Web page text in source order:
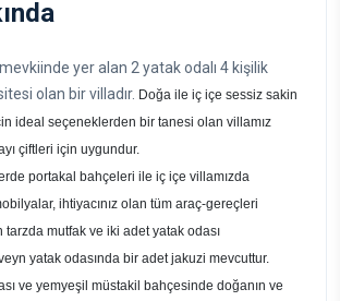
yer alan 2 yatak odalı 4 kişilik
olan bir villadır. Doğa ile iç içe sessiz sakin
ideal seçeneklerden bir tanesi olan villamız
çiftleri için uygundur.
portakal bahçeleri ile iç içe villamızda
ihtiyacınız olan tüm araç-gereçleri
tarzda mutfak ve iki adet yatak odası
yatak odasında bir adet jakuzi mevcuttur.
ve yemyeşil müstakil bahçesinde doğanın ve